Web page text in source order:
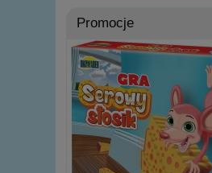
Promocje